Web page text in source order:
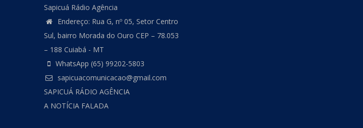
Sapicuá Rádio Agência
Endereço: Rua G, nº 05, Setor Centro
Sul, bairro Morada do Ouro CEP – 78.053
– 188 Cuiabá - MT
WhatsApp (65) 99202-5803
sapicuacomunicacao@gmail.com
SAPICUÁ RÁDIO AGÊNCIA
A NOTÍCIA FALADA